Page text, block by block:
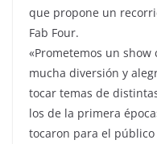
que propone un
Fab Four.
«Prometemos un
mucha diversión y
tocar temas de
los de la primera
tocaron para el